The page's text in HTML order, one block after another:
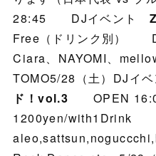
28:45 DJイベント
Free（ドリンク別）
Ciara、NAYOMI、
TOMO5/28（土）DJイ
ド！vol.3 OPEN
1200yen/with1Drink